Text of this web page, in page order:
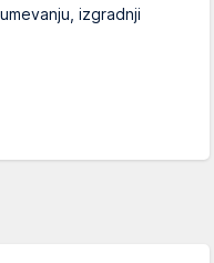
izgradnji